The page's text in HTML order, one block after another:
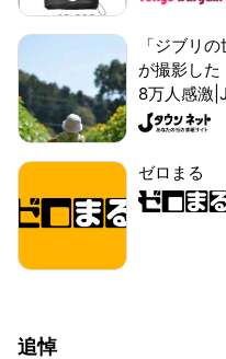
「ジブリ
が撮影した
8万人感激
ゼロまる
追悼